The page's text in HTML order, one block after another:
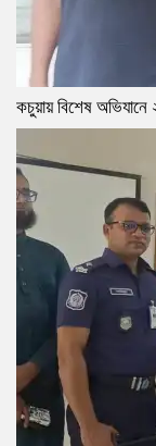
কচুয়ায় বিশেষ অভিযানে